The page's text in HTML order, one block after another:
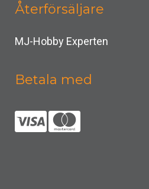
Återförsäljare
MJ-Hobby Experten
Betala med